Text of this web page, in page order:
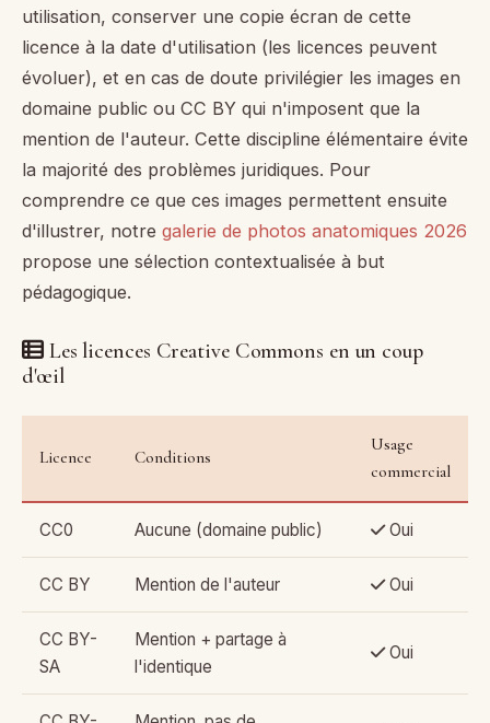
utilisation, conserver une copie écran de cette
licence à la date d'utilisation (les licences peuvent
évoluer), et en cas de doute privilégier les images en
domaine public ou CC BY qui n'imposent que la
mention de l'auteur. Cette discipline élémentaire évite
la majorité des problèmes juridiques. Pour
comprendre ce que ces images permettent ensuite
d'illustrer, notre galerie de photos anatomiques 2026
propose une sélection contextualisée à but
pédagogique.
Les licences Creative Commons en un coup
d'œil
Licence Conditions
Usage
commercial
CC0 Aucune (domaine public) Oui
CC BY Mention de l'auteur Oui
CC BY-
SA
Mention + partage à
l'identique
Oui